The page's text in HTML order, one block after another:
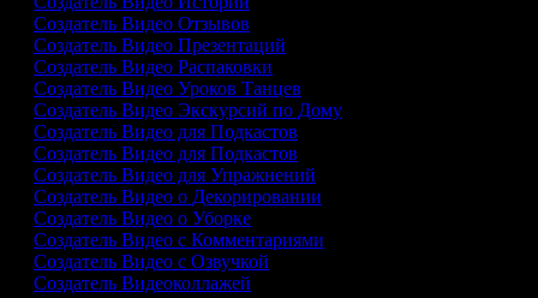
Создатель Видео Отзывов
Создатель Видео Презентаций
Создатель Видео Распаковки
Создатель Видео Уроков Танцев
Создатель Видео Экскурсий по Дому
Создатель Видео для Подкастов
Создатель Видео для Подкастов
Создатель Видео для Упражнений
Создатель Видео о Декорировании
Создатель Видео о Уборке
Создатель Видео с Комментариями
Создатель Видео с Озвучкой
Создатель Видеоколлажей